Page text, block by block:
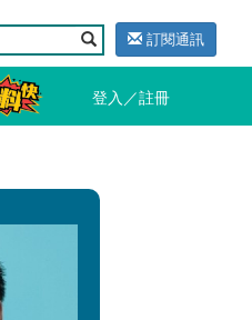
訂閱通訊
登入／註冊